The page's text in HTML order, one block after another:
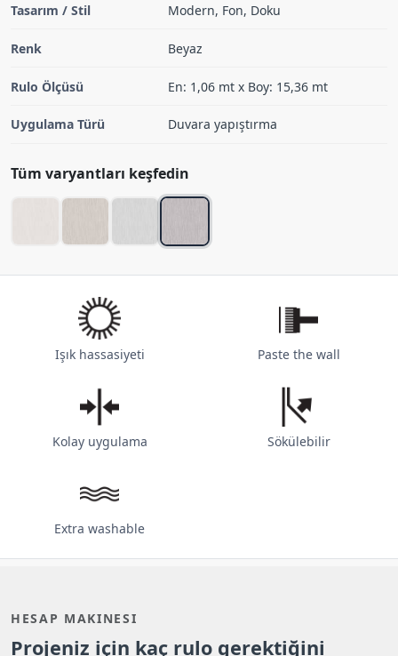
Tasarım / Stil Modern, Fon, Doku
Renk Beyaz
Rulo Ölçüsü En: 1,06 mt x Boy: 15,36 mt
Uygulama Türü Duvara yapıştırma
Tüm varyantları keşfedin
Işık hassasiyeti Paste the wall
Kolay uygulama Sökülebilir
Extra washable
HESAP MAKINESI
Projeniz için kaç rulo gerektiğini